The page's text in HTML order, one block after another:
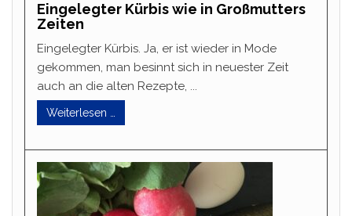
Eingelegter Kürbis wie in Großmutters
Zeiten
Eingelegter Kürbis. Ja, er ist wieder in Mode
gekommen, man besinnt sich in neuester Zeit
auch an die alten Rezepte, ...
Weiterlesen …